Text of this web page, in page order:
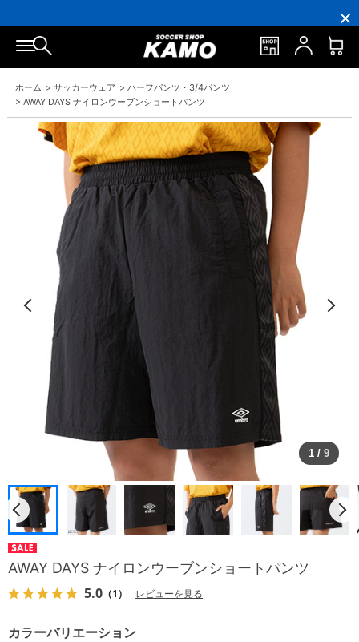
込)
以
上
シ
ー
ズ
ー
ス
プ
込)
以
上
送
無
料！
ト
還
元
5％！
レ
ミ
会
員
は
方
に
は
誕
月
に
ク
ー
ポ
ン」
込)
以
上
シ
ー
ズ
ー
ス
プ
込)
以
上
送
無
料！
ホーム > サッカーウェア > ハーフパンツ・3/4パンツ
> AWAY DAYS ナイロンウーブンショートパンツ
1 / 9
AWAY DAYS ナイロンウーブンショートパンツ
5.0 （1） レビューを見る
カラーバリエーション